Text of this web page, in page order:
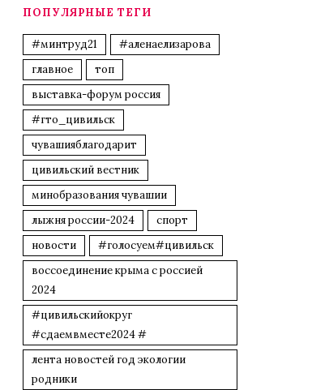
ПОПУЛЯРНЫЕ ТЕГИ
#минтруд21
#аленаелизарова
главное
топ
выставка-форум россия
#гто_цивильск
чувашияблагодарит
цивильский вестник
минобразования чувашии
лыжня россии-2024
спорт
новости
#голосуем#цивильск
воссоединение крыма с россией
2024
#цивильскийокруг
#сдаемвместе2024 #
лента новостей год экологии
родники